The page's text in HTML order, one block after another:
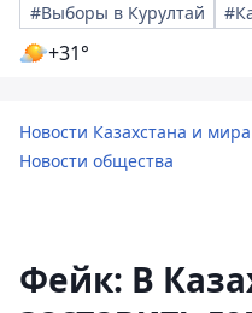
#Выборы в Курултай
+31°
Новости Казахстана и
Новости общества
Фейк: В